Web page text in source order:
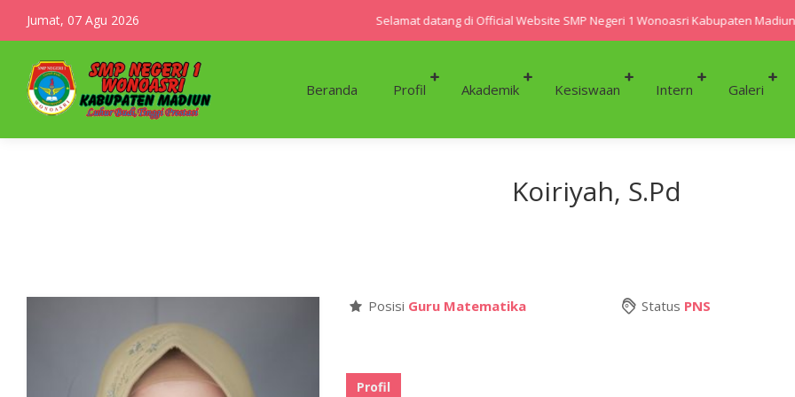
Jumat, 07 Agu 2026 Selamat datang di Official Website SMP Negeri 1 Wonoasri Kabupaten Madiun
Beranda Profil Akademik Kesiswaan Intern Galeri
Koiriyah, S.Pd
Posisi Guru Matematika Status PNS
Profil